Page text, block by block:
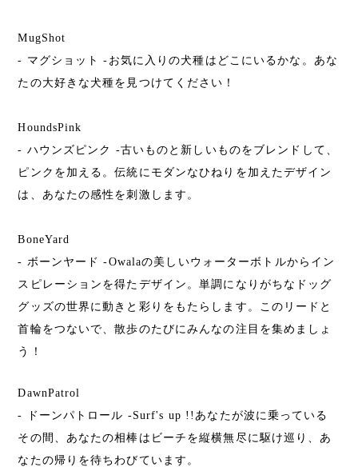
MugShot
- マグショット -お気に入りの犬種はどこにいるかな。あな
たの大好きな犬種を見つけてください！
HoundsPink
- ハウンズピンク -古いものと新しいものをブレンドして、
ピンクを加える。伝統にモダンなひねりを加えたデザイン
は、あなたの感性を刺激します。
BoneYard
- ボーンヤード -Owalaの美しいウォーターボトルからイン
スピレーションを得たデザイン。単調になりがちなドッグ
グッズの世界に動きと彩りをもたらします。このリードと
首輪をつないで、散歩のたびにみんなの注目を集めましょ
う！
DawnPatrol
- ドーンパトロール -Surf's up !!あなたが波に乗っている
その間、あなたの相棒はビーチを縦横無尽に駆け巡り、あ
なたの帰りを待ちわびています。